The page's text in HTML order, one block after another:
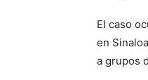
El caso
en
a grupos